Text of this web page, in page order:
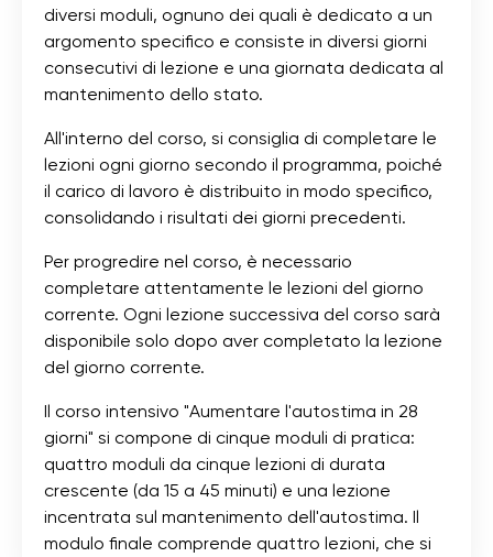
diversi moduli, ognuno dei quali è dedicato a un
argomento specifico e consiste in diversi giorni
consecutivi di lezione e una giornata dedicata al
mantenimento dello stato.
All'interno del corso, si consiglia di completare le
lezioni ogni giorno secondo il programma, poiché
il carico di lavoro è distribuito in modo specifico,
consolidando i risultati dei giorni precedenti.
Per progredire nel corso, è necessario
completare attentamente le lezioni del giorno
corrente. Ogni lezione successiva del corso sarà
disponibile solo dopo aver completato la lezione
del giorno corrente.
Il corso intensivo "Aumentare l'autostima in 28
giorni" si compone di cinque moduli di pratica:
quattro moduli da cinque lezioni di durata
crescente (da 15 a 45 minuti) e una lezione
incentrata sul mantenimento dell'autostima. Il
modulo finale comprende quattro lezioni, che si